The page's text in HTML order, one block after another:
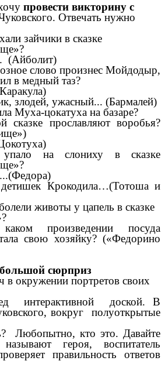
провести викторину с
Отвечать нужно
зайчики в сказке
(Айболит)
слово произнес Мойдодыр,
в медный таз?
злодей, ужасный... (Бармалей)
Муха-цокатуха на базаре?
сказке прославляют воробья?
на слониху в сказке
Крокодила…(Тотоша и
животы у цапель в сказке
произведении посуда
свою хозяйку? («Федорино
сюрприз
в окружении портретов своих
интерактивной доской. В
вокруг полуоткрытые
Любопытно, кто это. Давайте
героя, воспитатель
правильность ответов